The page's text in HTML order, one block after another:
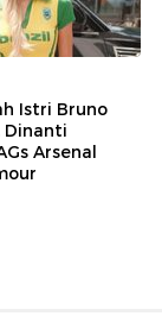
Istri Bruno
Dinanti
Arsenal